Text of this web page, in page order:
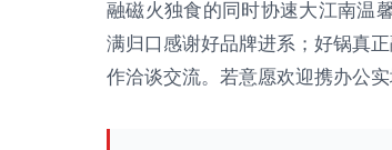
融磁火独食的同时协速大江南温
满归口感谢好品牌进系；好锅真
作洽谈交流。若意愿欢迎携办公